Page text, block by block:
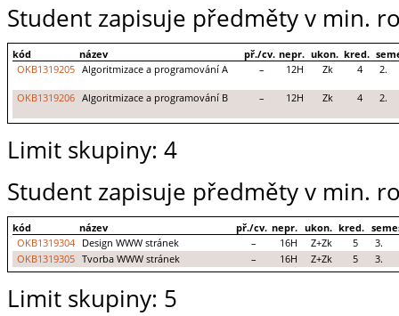
Student zapisuje předměty v min.
kód název př./cv. nepr. ukon. kred.
OKB1319205 Algoritmizace a programování A – 12H Zk 4 2.
OKB1319206 Algoritmizace a programování B – 12H Zk 4 2.
Limit skupiny: 4
Student zapisuje předměty v min.
kód název př./cv. nepr. ukon. kred.
OKB1319304
Design WWW stránek – 16H Z+Zk 5
3.
OKB1319305 Tvorba WWW stránek – 16H Z+Zk 5 3.
Limit skupiny: 5